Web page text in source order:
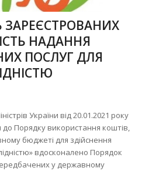
ЗАРЕЄСТРОВАНИХ
НАДАННЯ
ПОСЛУГ ДЛЯ
України від 20.01.2021 року
Порядку використання коштів,
бюджеті для здійснення
вдосконалено Порядок
у державному